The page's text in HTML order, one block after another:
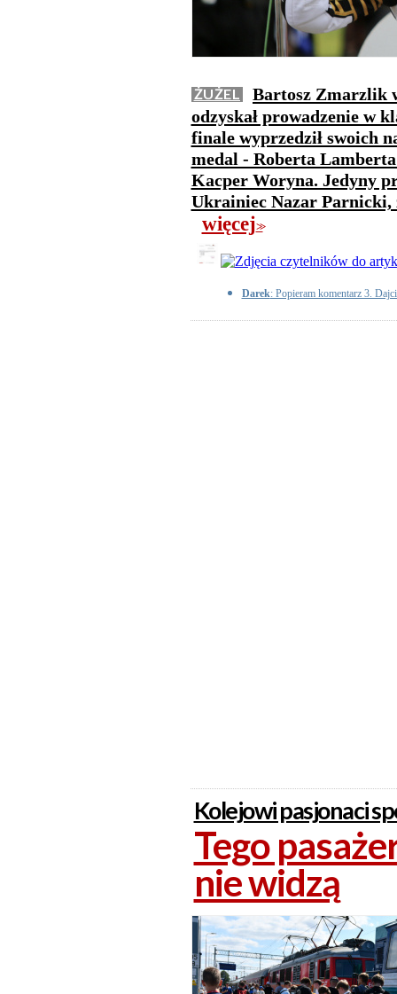
ŻUŻEL
Bartosz Zmarzlik
odzyskał prowadzenie w
finale wyprzedził swoich
medal - Roberta
Kacper Woryna. Jedyny
Ukrainiec Nazar Parnicki,
więcej>>
Darek: Popieram komentarz 3.
Kolejowi pasjonaci
Tego
nie widzą